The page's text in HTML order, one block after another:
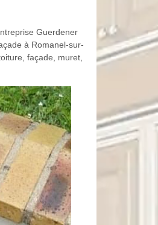
Guerdener
à Romanel-sur-
façade, muret,